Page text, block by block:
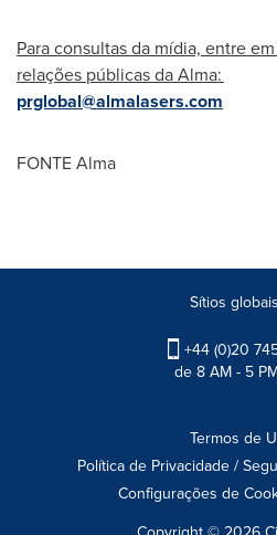
Para consultas da mídia, entre
relações públicas da Alma:
prglobal@almalasers.com
FONTE Alma
Sítios globais
+44 (0)20
de 8 AM - 5
Termos de
Política de Privacidade /
Configurações de